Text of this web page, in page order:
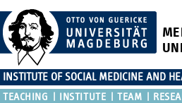
INSTITUTE OF SOCIAL MEDICINE AND
TEACHING INSTITUTE TEAM